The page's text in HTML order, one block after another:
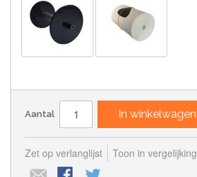
Aantal In winkelwagen
Zet op verlanglijst Toon in vergelijking